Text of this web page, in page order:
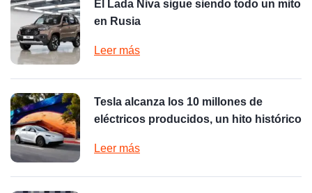
El Lada Niva sigue siendo todo un mito
en Rusia
Leer más
Tesla alcanza los 10 millones de
eléctricos producidos, un hito histórico
Leer más